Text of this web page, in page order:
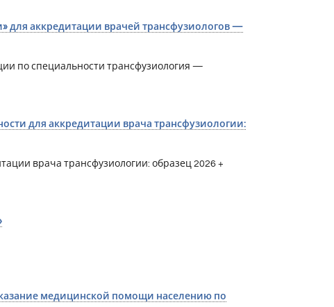
для аккредитации врачей трансфузиологов —
по специальности трансфузиология —
для аккредитации врача трансфузиологии:
врача трансфузиологии: образец 2026 +
медицинской помощи населению по